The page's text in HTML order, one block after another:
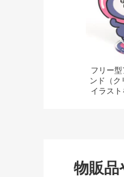
フリー型
ンド（ク
イラス
物販品